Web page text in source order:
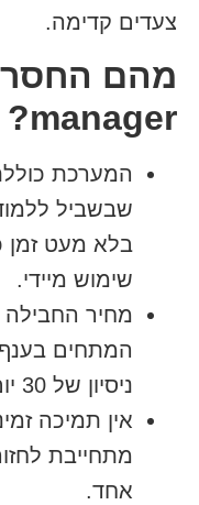
צעדים קדימה.
manager?
המערכת
שבשביל
בלא מעט זמן
שימוש מיידי.
מחיר החבילה
המתחים
ניסיון של 30 יום ללא עלות.
מתחייבת
אחד.